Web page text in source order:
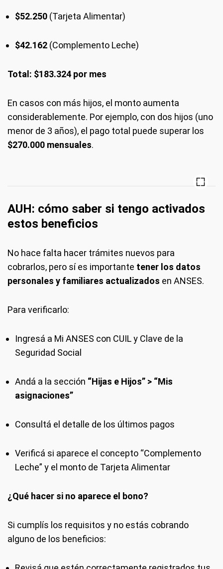
$52.250 (Tarjeta Alimentar)
$42.162 (Complemento Leche)
Total: $183.324 por mes
En casos con más hijos, el monto aumenta
considerablemente. Por ejemplo, con dos hijos (uno
menor de 3 años), el pago total puede superar los
$270.000 mensuales.
AUH: cómo saber si tengo activados
estos beneficios
No hace falta hacer trámites nuevos para
cobrarlos, pero sí es importante tener los datos
personales y familiares actualizados en ANSES.
Para verificarlo:
Ingresá a Mi ANSES con CUIL y Clave de la
Seguridad Social
Andá a la sección “Hijas e Hijos” > “Mis
asignaciones”
Consultá el detalle de los últimos pagos
Verificá si aparece el concepto “Complemento
Leche” y el monto de Tarjeta Alimentar
¿Qué hacer si no aparece el bono?
Si cumplís los requisitos y no estás cobrando
alguno de los beneficios: